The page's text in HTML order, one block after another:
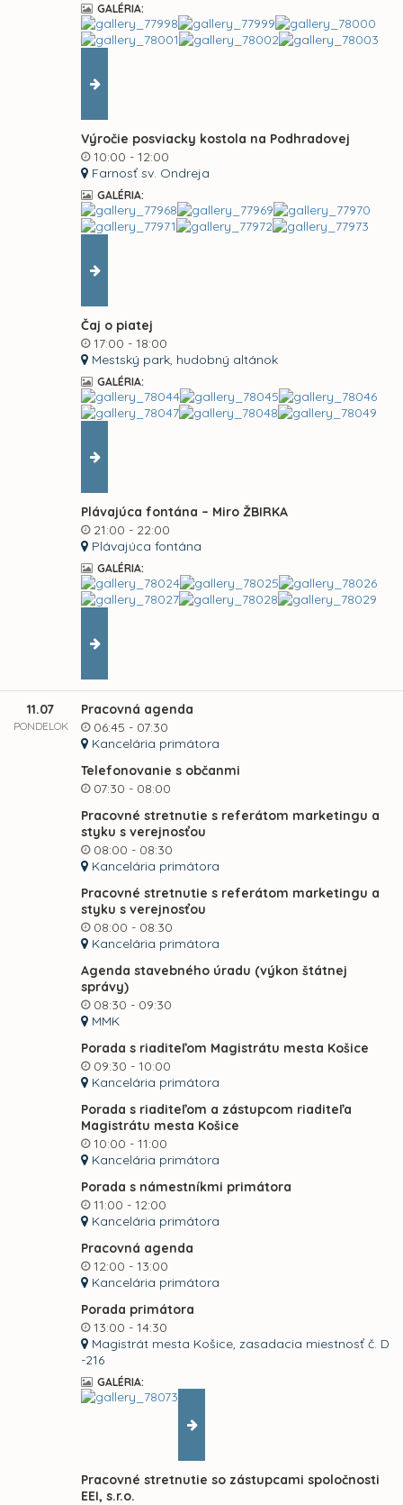
GALÉRIA:
Výročie posviacky kostola na Podhradovej
10:00 - 12:00
Farnosť sv. Ondreja
GALÉRIA:
Čaj o piatej
17:00 - 18:00
Mestský park, hudobný altánok
GALÉRIA:
Plávajúca fontána – Miro ŽBIRKA
21:00 - 22:00
Plávajúca fontána
GALÉRIA:
11.07
PONDELOK
Pracovná agenda
06:45 - 07:30
Kancelária primátora
Telefonovanie s občanmi
07:30 - 08:00
Pracovné stretnutie s referátom marketingu a
styku s verejnosťou
08:00 - 08:30
Kancelária primátora
Pracovné stretnutie s referátom marketingu a
styku s verejnosťou
08:00 - 08:30
Kancelária primátora
Agenda stavebného úradu (výkon štátnej
správy)
08:30 - 09:30
MMK
Porada s riaditeľom Magistrátu mesta Košice
09:30 - 10:00
Kancelária primátora
Porada s riaditeľom a zástupcom riaditeľa
Magistrátu mesta Košice
10:00 - 11:00
Kancelária primátora
Porada s námestníkmi primátora
11:00 - 12:00
Kancelária primátora
Pracovná agenda
12:00 - 13:00
Kancelária primátora
Porada primátora
13:00 - 14:30
Magistrát mesta Košice, zasadacia miestnosť č. D
-216
GALÉRIA:
Pracovné stretnutie so zástupcami spoločnosti
EEI, s.r.o.